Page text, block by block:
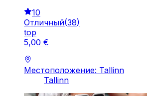
10
Отличный(38)
top
5,00 €
Местоположение: Tallinn
Tallinn